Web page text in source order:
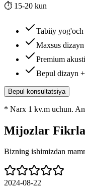
⏱ 15-20 kun
Tabiiy yog'och
Maxsus dizayn
Premium
Bepul dizayn
Bepul konsultatsiya
* Narx 1 kv.m uchun.
Mijozlar
Bizning ishimizdan
2024-08-22